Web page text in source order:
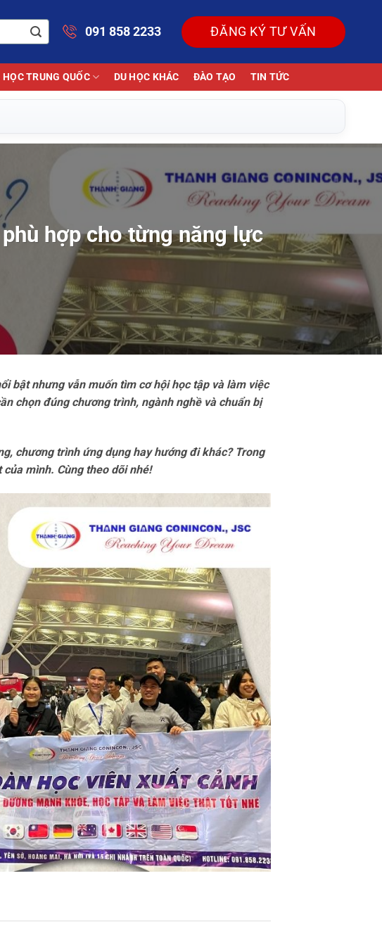
091 858 2233 ĐĂNG KÝ TƯ VẤN
HỌC TRUNG QUỐC DU HỌC KHÁC ĐÀO TẠO TIN TỨC
hợp cho từng năng lực
bật nhưng vẫn muốn tìm cơ hội học tập và làm việc
chọn đúng chương trình, ngành nghề và chuẩn bị
chương trình ứng dụng hay hướng đi khác? Trong
mình. Cùng theo dõi nhé!